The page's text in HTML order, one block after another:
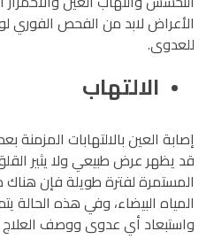
الأعراض لابد من الفحص
للعدوى.
الالتهاب
إصابة العين بالالتهابات المزمنة
قد يظهر عرض طبيعي ولا يثير
المستمرة لفترة طويلة فإن
المياه البيضاء، وفي هذه
واستبعاد أي عدوى ووصف العلاج